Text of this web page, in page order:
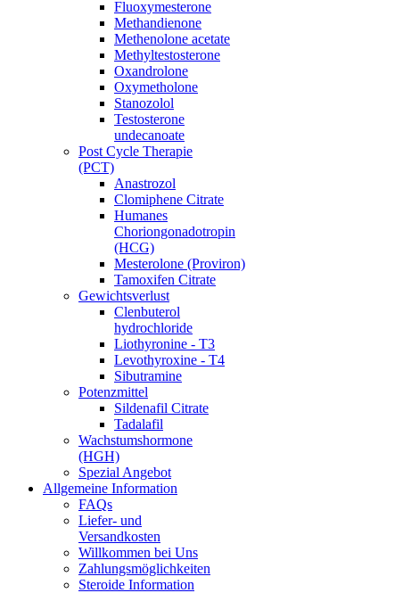
Fluoxymesterone
Methandienone
Methenolone acetate
Methyltestosterone
Oxandrolone
Oxymetholone
Stanozolol
Testosterone
undecanoate
Post Cycle Therapie
(PCT)
Anastrozol
Clomiphene Citrate
Humanes
Choriongonadotropin
(HCG)
Mesterolone (Proviron)
Tamoxifen Citrate
Gewichtsverlust
Clenbuterol
hydrochloride
Liothyronine - T3
Levothyroxine - T4
Sibutramine
Potenzmittel
Sildenafil Citrate
Tadalafil
Wachstumshormone
(HGH)
Spezial Angebot
Allgemeine Information
FAQs
Liefer- und
Versandkosten
Willkommen bei Uns
Zahlungsmöglichkeiten
Steroide Information